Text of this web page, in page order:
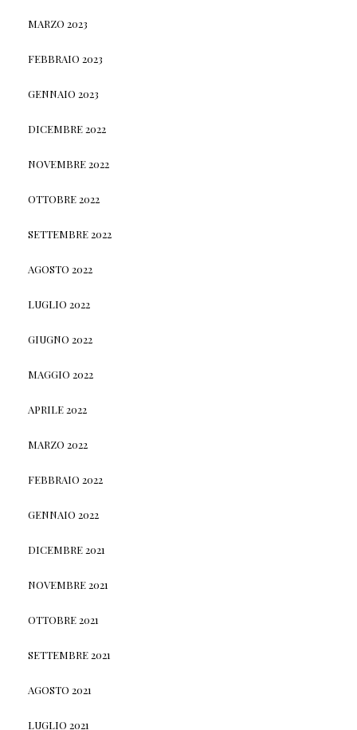
MARZO 2023
FEBBRAIO 2023
GENNAIO 2023
DICEMBRE 2022
NOVEMBRE 2022
OTTOBRE 2022
SETTEMBRE 2022
AGOSTO 2022
LUGLIO 2022
GIUGNO 2022
MAGGIO 2022
APRILE 2022
MARZO 2022
FEBBRAIO 2022
GENNAIO 2022
DICEMBRE 2021
NOVEMBRE 2021
OTTOBRE 2021
SETTEMBRE 2021
AGOSTO 2021
LUGLIO 2021